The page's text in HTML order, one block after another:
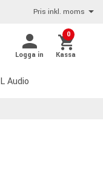
Pris inkl. moms
Logga in
0
Kassa
Audio